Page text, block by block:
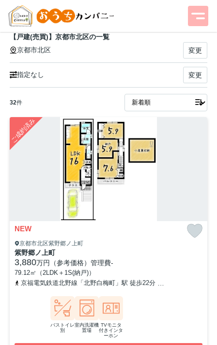
【戸建(売買)】京都市北区の一覧
京都市北区
変更
指定なし 変更
32件
ご成約済み
NEW
京都市北区紫野郷ノ上町
紫野郷ノ上町
3,880万円（参考価格） 管理費-
79.12㎡（2LDK＋1S(納戸)）
京福電気鉄道北野線「北野白梅町」駅 徒歩22分
バストイレ
別
室内洗濯機
置場
TVモニタ
付きインタ
ーホン